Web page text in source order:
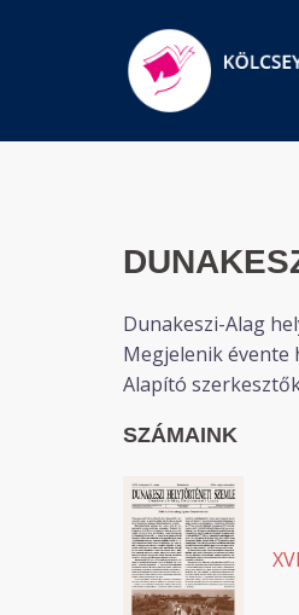
Dunakeszi-Alag
Megjelenik évente
Alapító
SZÁMAINK